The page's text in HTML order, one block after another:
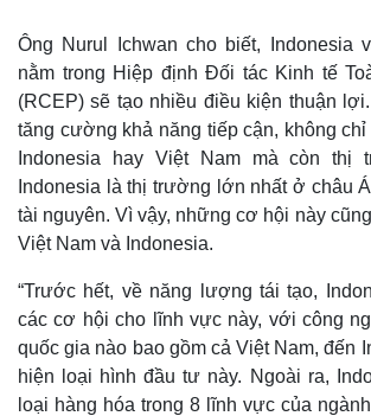
Thế giới
Quan sát
Cuộc sống đó đây
Hồ sơ
Multimedia
Video
E-Magazine
Infographic
Ông Nurul Ichwan cho biết, Indonesia
nằm trong Hiệp định Đối tác Kinh tế
(RCEP) sẽ tạo nhiều điều kiện thuận
tăng cường khả năng tiếp cận, không
Indonesia hay Việt Nam mà còn thị
Indonesia là thị trường lớn nhất ở châu
tài nguyên. Vì vậy, những cơ hội này
Việt Nam và Indonesia.
“Trước hết, về năng lượng tái tạo,
các cơ hội cho lĩnh vực này, với công
quốc gia nào bao gồm cả Việt Nam, đến
hiện loại hình đầu tư này. Ngoài ra,
loại hàng hóa trong 8 lĩnh vực của